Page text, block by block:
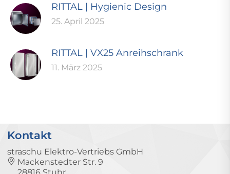
RITTAL | Hygienic Design
25. April 2025
RITTAL | VX25 Anreihschrank
11. März 2025
Kontakt
straschu Elektro-Vertriebs GmbH
Mackenstedter Str. 9
28816 Stuhr